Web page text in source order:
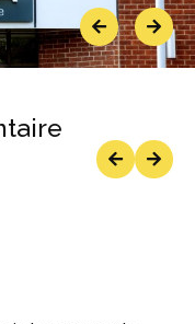
PreviousNext